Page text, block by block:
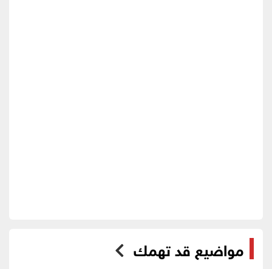
مواضيع قد تهمك